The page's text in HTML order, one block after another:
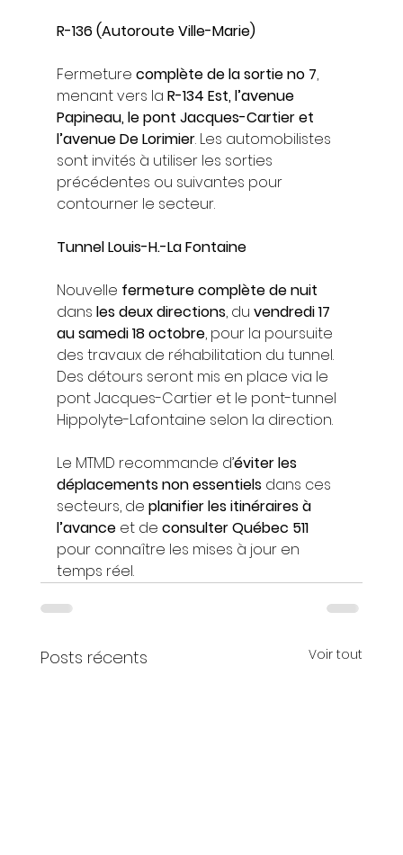
R-136 (Autoroute Ville-Marie)
Fermeture complète de la sortie no 7,
menant vers la R-134 Est, l’avenue
Papineau, le pont Jacques-Cartier et
l’avenue De Lorimier. Les automobilistes
sont invités à utiliser les sorties
précédentes ou suivantes pour
contourner le secteur.
Tunnel Louis-H.-La Fontaine
Nouvelle fermeture complète de nuit
dans les deux directions, du vendredi 17
au samedi 18 octobre, pour la poursuite
des travaux de réhabilitation du tunnel.
Des détours seront mis en place via le
pont Jacques-Cartier et le pont-tunnel
Hippolyte-Lafontaine selon la direction.
Le MTMD recommande d’éviter les
déplacements non essentiels dans ces
secteurs, de planifier les itinéraires à
l’avance et de consulter Québec 511
pour connaître les mises à jour en
temps réel.
Posts récents Voir tout